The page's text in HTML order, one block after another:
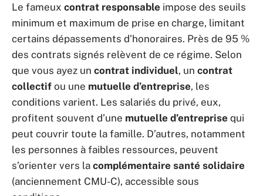
Le fameux contrat responsable impose des seuils
minimum et maximum de prise en charge, limitant
certains dépassements d’honoraires. Près de 95 %
des contrats signés relèvent de ce régime. Selon
que vous ayez un contrat individuel, un contrat
collectif ou une mutuelle d’entreprise, les
conditions varient. Les salariés du privé, eux,
profitent souvent d’une mutuelle d’entreprise qui
peut couvrir toute la famille. D’autres, notamment
les personnes à faibles ressources, peuvent
s’orienter vers la complémentaire santé solidaire
(anciennement CMU-C), accessible sous